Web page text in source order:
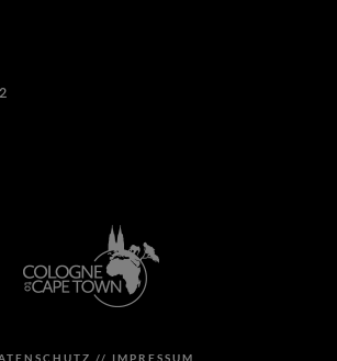
// IMPRESSUM